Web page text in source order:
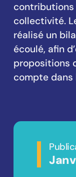
contributions
collectivité.
réalisé un
écoulé, afin
propositions
compte